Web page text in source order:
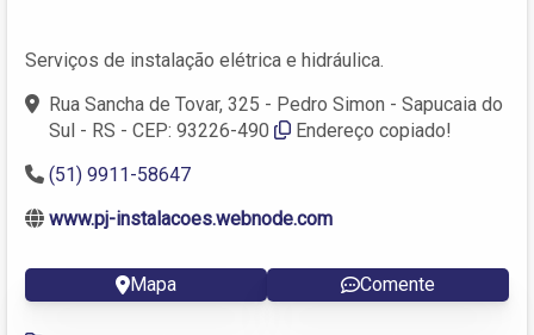
Serviços de instalação elétrica e hidráulica.
Rua Sancha de Tovar, 325 - Pedro Simon - Sapucaia do
Sul - RS - CEP: 93226-490
Endereço copiado!
(51) 9911-58647
www.pj-instalacoes.webnode.com
Mapa Comente